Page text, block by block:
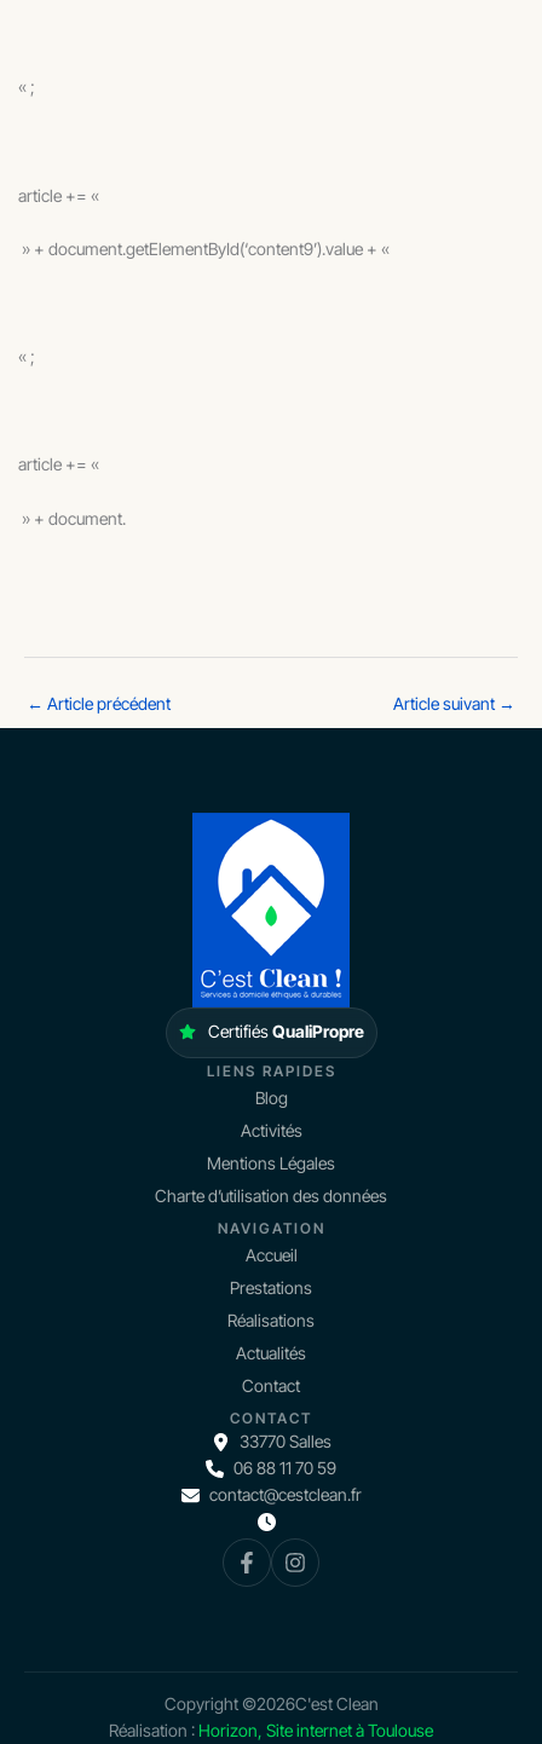
« ;
article += «
» + document.getElementById(‘content9’).value + «
« ;
article += «
» + document.
← Article précédent Article suivant →
CertifiésQualiPropre
LIENS RAPIDES
Blog
Activités
Mentions Légales
Charte d’utilisation des données
NAVIGATION
Accueil
Prestations
Réalisations
Actualités
Contact
CONTACT
33770 Salles
06 88 11 70 59
contact@cestclean.fr
Copyright ©2026C'est Clean
Réalisation : Horizon, Site internet à Toulouse